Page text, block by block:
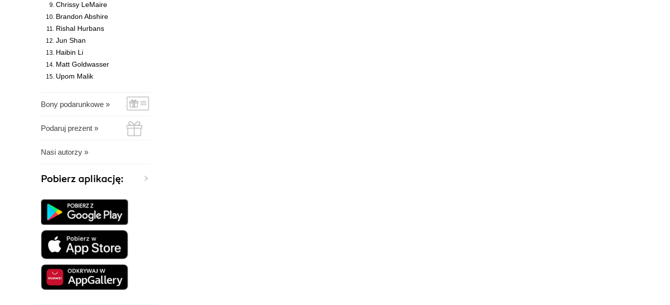
Chrissy LeMaire
Brandon Abshire
Rishal Hurbans
Jun Shan
Haibin Li
Matt Goldwasser
Upom Malik
Bony podarunkowe »
Podaruj prezent »
Nasi autorzy »
Pobierz aplikację: